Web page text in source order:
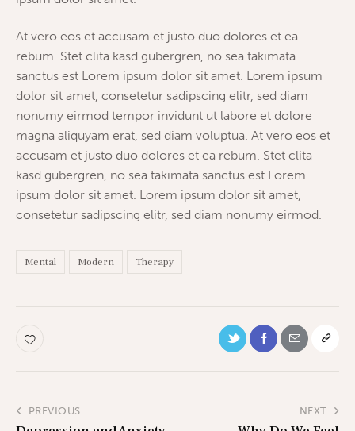
At vero eos et accusam et justo duo dolores et ea
rebum. Stet clita kasd gubergren, no sea takimata
sanctus est Lorem ipsum dolor sit amet. Lorem ipsum
dolor sit amet, consetetur sadipscing elitr, sed diam
nonumy eirmod tempor invidunt ut labore et dolore
magna aliquyam erat, sed diam voluptua. At vero eos et
accusam et justo duo dolores et ea rebum. Stet clita
kasd gubergren, no sea takimata sanctus est Lorem
ipsum dolor sit amet. Lorem ipsum dolor sit amet,
consetetur sadipscing elitr, sed diam nonumy eirmod.
Mental Modern Therapy
PREVIOUS NEXT